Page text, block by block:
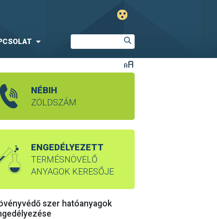
NÉBIH
ZÖLDSZÁM
ENGEDÉLYEZETT
TERMÉSNÖVELŐ
ANYAGOK KERESŐJE
szer hatóanyagok